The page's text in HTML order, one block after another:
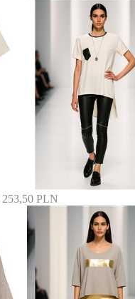
253,50 PLN